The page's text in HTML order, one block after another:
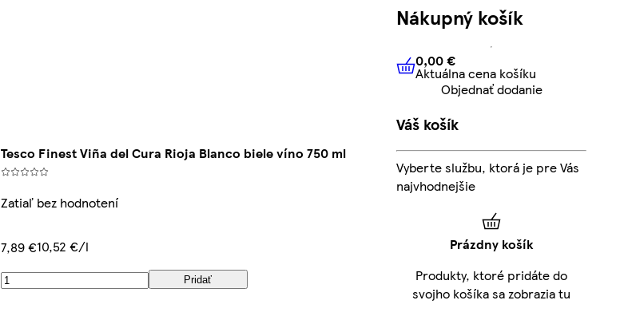
Tesco Finest Viña del Cura Rioja Blanco biele víno 750 ml
Zatiaľ bez hodnotení
7,89 €10,52 €/l
Pridať
Nákupný košík
0,00 € Aktuálna cena košíku
0,00 €
Aktuálna cena košíku
Objednať dodanie
Váš košík
Vyberte službu, ktorá je pre Vás
najvhodnejšie
Prázdny košík
Produkty, ktoré pridáte do
svojho košíka sa zobrazia tu